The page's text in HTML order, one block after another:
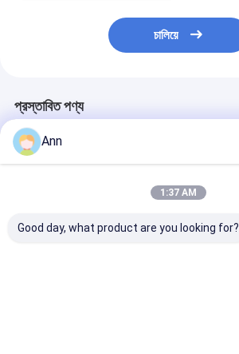
চালিয়ে
প্রস্তাবিত পণ্য
Ann
1:37 AM
Good day, what product are you looking for?